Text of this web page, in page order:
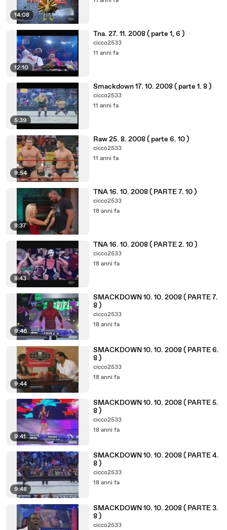
14:08
12:10
Tna. 27. 11. 2008 ( parte 1, 6 )
cicco2533
11 anni fa
5:39
Smackdown 17. 10. 2008 ( parte 1. 8 )
cicco2533
11 anni fa
9:54
Raw 25. 8. 2008 ( parte 6. 10 )
cicco2533
11 anni fa
8:37
TNA 16. 10. 2008 ( PARTE 7. 10 )
cicco2533
18 anni fa
8:43
TNA 16. 10. 2008 ( PARTE 2. 10 )
cicco2533
18 anni fa
9:46
SMACKDOWN 10. 10. 2008 ( PARTE 7.
8 )
cicco2533
18 anni fa
9:44
SMACKDOWN 10. 10. 2008 ( PARTE 6.
8 )
cicco2533
18 anni fa
9:41
SMACKDOWN 10. 10. 2008 ( PARTE 5.
8 )
cicco2533
18 anni fa
9:48
SMACKDOWN 10. 10. 2008 ( PARTE 4.
8 )
cicco2533
18 anni fa
SMACKDOWN 10. 10. 2008 ( PARTE 3.
8 )
cicco2533